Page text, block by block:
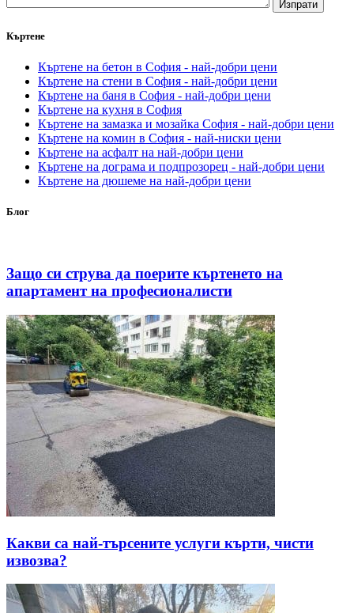
Къртене
Къртене на бетон в София - най-добри цени
Къртене на стени в София - най-добри цени
Къртене на баня в София - най-добри цени
Къртене на кухня в София
Къртене на замазка и мозайка София - най-добри цени
Къртене на комин в София - най-ниски цени
Къртене на асфалт на най-добри цени
Къртене на дограма и подпрозорец - най-добри цени
Къртене на дюшеме на най-добри цени
Блог
Защо си струва да поерите къртенето на
апартамент на професионалисти
Какви са най-търсените услуги кърти, чисти
извозва?